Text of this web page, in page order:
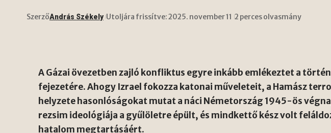
SzerzőAndrás Székely Utoljára frissítve: 2025. november 11 2 perces olvasmány
A Gázai övezetben zajló konfliktus egyre inkább emlékeztet a
fejezetére. Ahogy Izrael fokozza katonai műveleteit, a Hamász
helyzete hasonlóságokat mutat a náci Németország 1945-ös
rezsim ideológiája a gyűlöletre épült, és mindkettő kész volt
hatalom megtartásáért.